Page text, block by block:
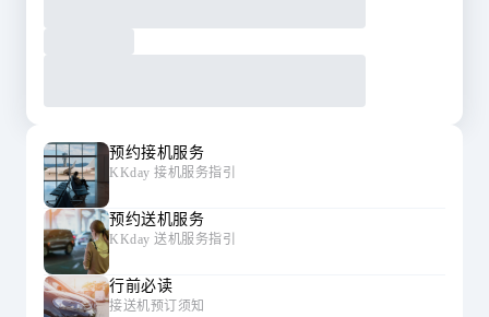
预约接机服务
KKday 接机服务指引
预约送机服务
KKday 送机服务指引
行前必读
接送机预订须知